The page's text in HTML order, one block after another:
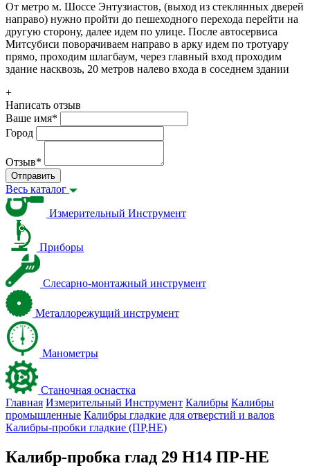
От метро м. Шоссе Энтузиастов, (выход из стеклянных дверей
направо) нужно пройти до пешеходного перехода перейти на
другую сторону, далее идем по улице. После автосервиса
Митсубиси поворачиваем направо в арку идем по тротуару
прямо, проходим шлагбаум, через главный вход проходим
здание насквозь, 20 метров налево входа в соседнем здании
+
Написать отзыв
Ваше имя*
Город
Отзыв*
Отправить
Весь каталог
Измерительный Инструмент
Приборы
Слесарно-монтажный инструмент
Металлорежущий инструмент
Манометры
Станочная оснастка
Главная Измерительный Инструмент Калибры Калибры
промышленные Калибры гладкие для отверстий и валов
Калибры-пробки гладкие (ПР,НЕ)
Калибр-пробка глад 29 H14 ПР-НЕ